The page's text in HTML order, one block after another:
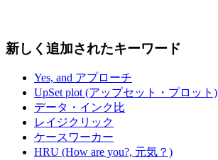
新しく追加されたキーワード
Yes, and アプローチ
UpSet plot (アップセット・プロット)
データ・インク比
レイジクリック
ケースワーカー
HRU (How are you?, 元気？)